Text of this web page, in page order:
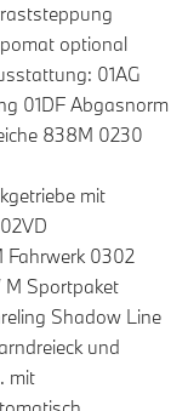
optional
01AG
01DF Abgasnorm
838M 0230
mit
Fahrwerk 0302
Sportpaket
Shadow Line
und
mit